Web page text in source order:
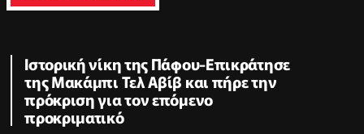
Ιστορική νίκη της Πάφου-Επικράτησε
της Μακάμπι Τελ Αβίβ και πήρε την
πρόκριση για τον επόμενο
προκριματικό